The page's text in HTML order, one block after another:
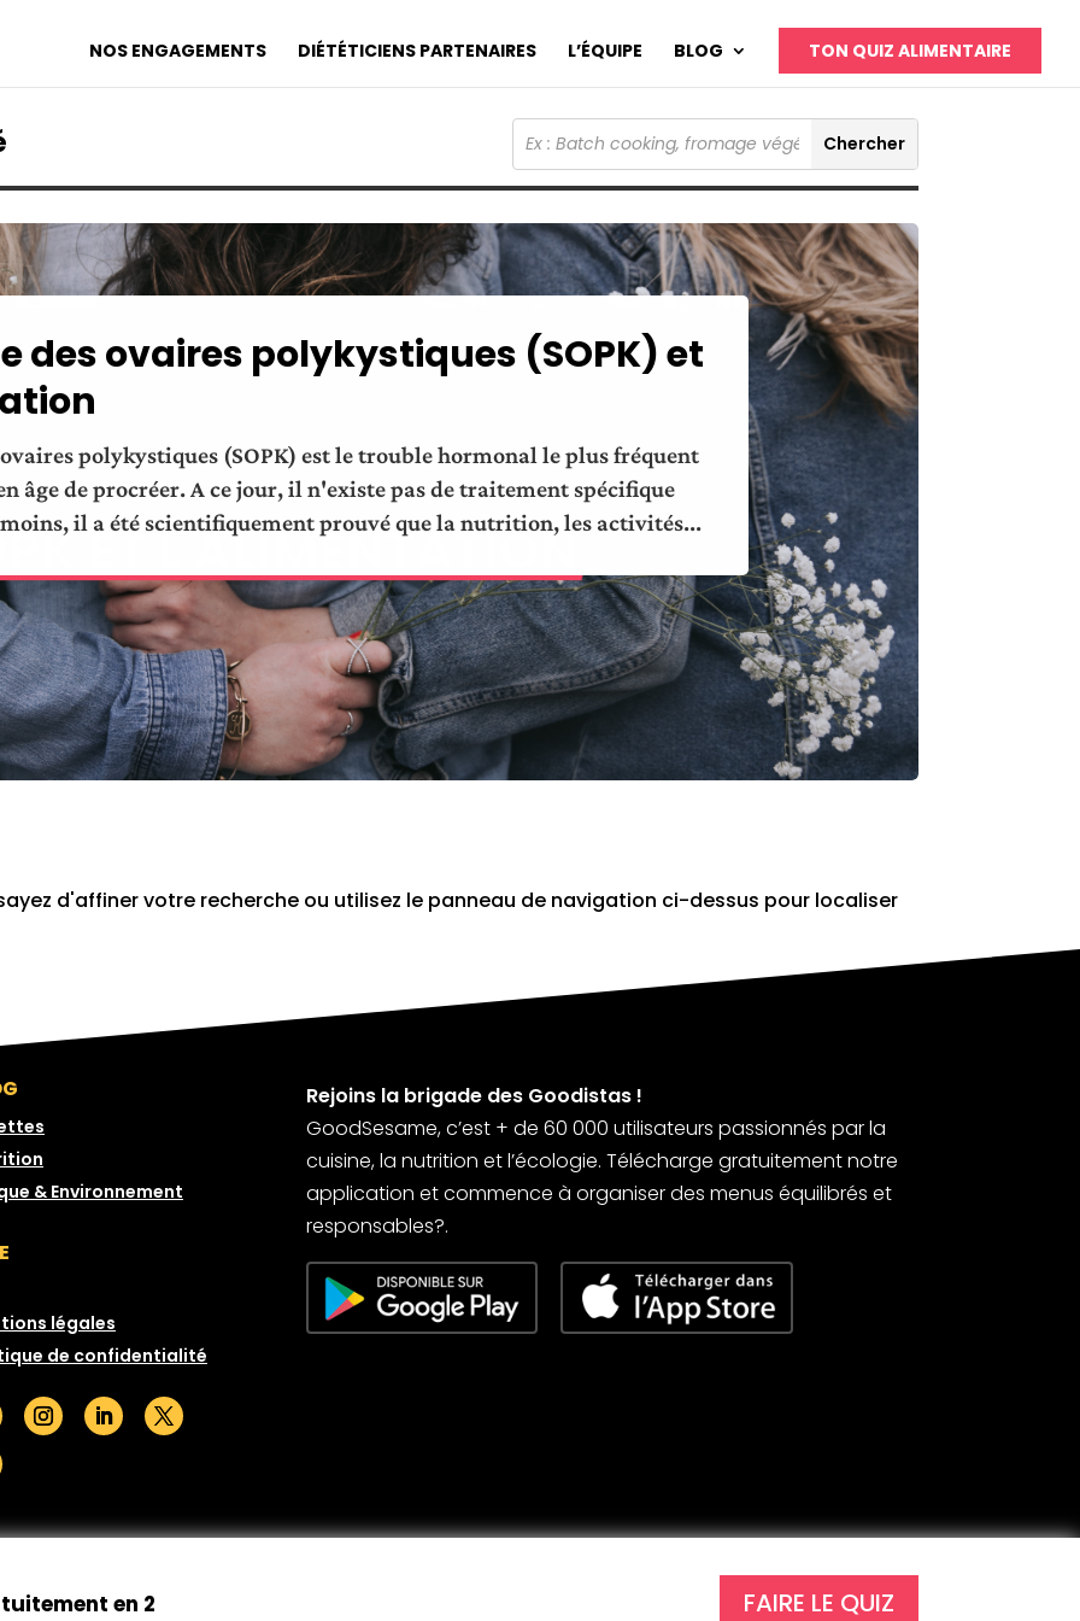
NOS ENGAGEMENTS DIÉTÉTICIENS PARTENAIRES L’ÉQUIPE BLOG TON QUIZ ALIMENTAIRE
des ovaires polykystiques (SOPK) et
polykystiques (SOPK) est le trouble hormonal le plus fréquent
âge de procréer. A ce jour, il n'existe pas de traitement spécifique
il a été scientifiquement prouvé que la nutrition, les activités...
d'affiner votre recherche ou utilisez le panneau de navigation ci-dessus pour localiser
& Environnement
légales
de confidentialité
Rejoins la brigade des Goodistas !
GoodSesame, c’est + de 60 000 utilisateurs passionnés par la
cuisine, la nutrition et l’écologie. Télécharge gratuitement notre
application et commence à organiser des menus équilibrés et
responsables?.
en 2 FAIRE LE QUIZ